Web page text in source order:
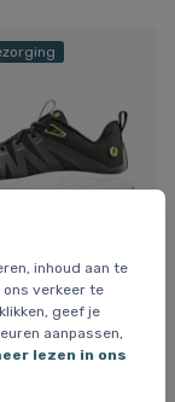
inhoud aan te
verkeer te
geef je
aanpassen,
lezen in ons
Nimbletoes